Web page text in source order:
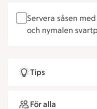
Servera såsen
och nymalen
Tips
För alla